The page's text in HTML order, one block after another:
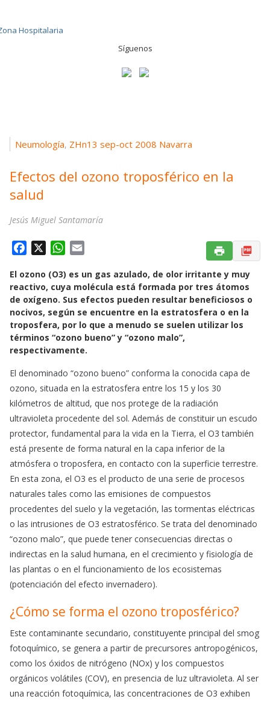
Síguenos
Neumología, ZHn13 sep-oct 2008 Navarra
Efectos del ozono troposférico en la
salud
Jesús Miguel Santamaría
c
e
b
o
o
k
W
a
t
s
A
p
p
a
i
l
El ozono (O3) es un gas azulado, de olor irritante y muy
reactivo, cuya molécula está formada por tres átomos
de oxígeno. Sus efectos pueden resultar beneficiosos o
nocivos, según se encuentre en la estratosfera o en la
troposfera, por lo que a menudo se suelen utilizar los
términos “ozono bueno” y “ozono malo”,
respectivamente.
El denominado “ozono bueno” conforma la conocida capa de
ozono, situada en la estratosfera entre los 15 y los 30
kilómetros de altitud, que nos protege de la radiación
ultravioleta procedente del sol. Además de constituir un escudo
protector, fundamental para la vida en la Tierra, el O3 también
está presente de forma natural en la capa inferior de la
atmósfera o troposfera, en contacto con la superficie terrestre.
En esta zona, el O3 es el producto de una serie de procesos
naturales tales como las emisiones de compuestos
procedentes del suelo y la vegetación, las tormentas eléctricas
o las intrusiones de O3 estratosférico. Se trata del denominado
“ozono malo”, que puede tener consecuencias directas o
indirectas en la salud humana, en el crecimiento y fisiología de
las plantas o en el funcionamiento de los ecosistemas
(potenciación del efecto invernadero).
¿Cómo se forma el ozono troposférico?
Este contaminante secundario, constituyente principal del smog
fotoquímico, se genera a partir de precursores antropogénicos,
como los óxidos de nitrógeno (NOx) y los compuestos
orgánicos volátiles (COV), en presencia de luz ultravioleta. Al ser
una reacción fotoquímica, las concentraciones de O3 exhiben